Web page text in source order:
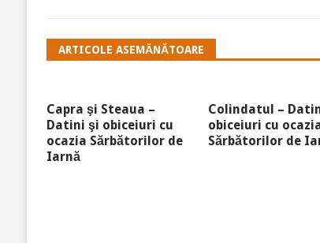
ARTICOLE ASEMĂNĂTOARE
Capra şi Steaua –
Datini şi obiceiuri cu
ocazia Sărbătorilor de
Iarnă
Colindatul –
obiceiuri cu
Sărbătorilor de